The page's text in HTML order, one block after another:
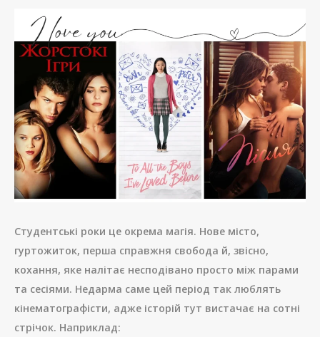
Студентські роки це окрема магія. Нове місто,
гуртожиток, перша справжня свобода й, звісно,
кохання, яке налітає несподівано просто між парами
та сесіями. Недарма саме цей період так люблять
кінематографісти, адже історій тут вистачає на сотні
стрічок. Наприклад: